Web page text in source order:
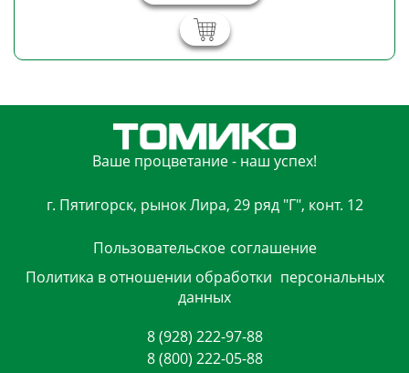
Ваше процветание - наш успех!
г. Пятигорск, рынок Лира, 29 ряд "Г", конт. 12
Пользовательское соглашение
Политика в отношении обработки персональных
данных
8 (928) 222-97-88
8 (800) 222-05-88